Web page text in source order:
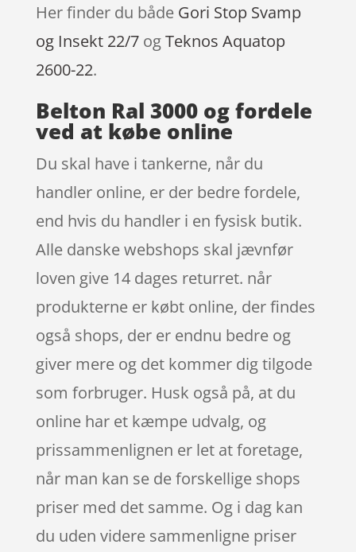
Her finder du både Gori Stop Svamp
og Insekt 22/7ogTeknos Aquatop
2600-22.
Belton Ral 3000 og fordele
ved at købe online
Du skal have i tankerne, når du
handler online, er der bedre fordele,
end hvis du handler i en fysisk butik.
Alle danske webshops skal jævnfør
loven give 14 dages returret. når
produkterne er købt online, der findes
også shops, der er endnu bedre og
giver mere og det kommer dig tilgode
som forbruger. Husk også på, at du
online har et kæmpe udvalg, og
prissammenlignen er let at foretage,
når man kan se de forskellige shops
priser med det samme. Og i dag kan
du uden videre sammenligne priser